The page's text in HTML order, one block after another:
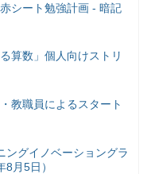
シート勉強計画 - 暗記
算数」個人向けストリ
教職員によるスタート
ングイノベーショングラ
月5日）